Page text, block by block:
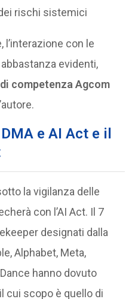
rischi sistemici
l’interazione con le
evidenti,
competenza Agcom
e AI Act e il
la vigilanza delle
con l’AI Act. Il 7
designati dalla
Alphabet, Meta,
hanno dovuto
cui scopo è quello di